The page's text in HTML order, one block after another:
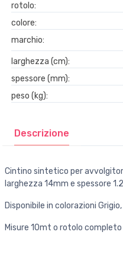
rotolo:
colore:
marchio:
larghezza (cm):
spessore (mm):
peso (kg):
Descrizione
Cintino sintetico per
larghezza 14mm e spessore
Disponibile in colorazioni
Misure 10mt o rotolo